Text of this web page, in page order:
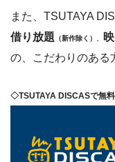
また、TSUTAYA
借り放題 （新作除く） 。
の、こだわりのある
◇TSUTAYA DISCASで無